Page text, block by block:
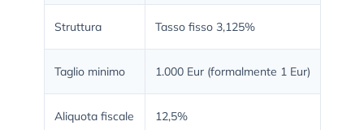
Struttura Tasso fisso 3,125%
Taglio minimo 1.000 Eur (formalmente 1 Eur)
Aliquota fiscale 12,5%